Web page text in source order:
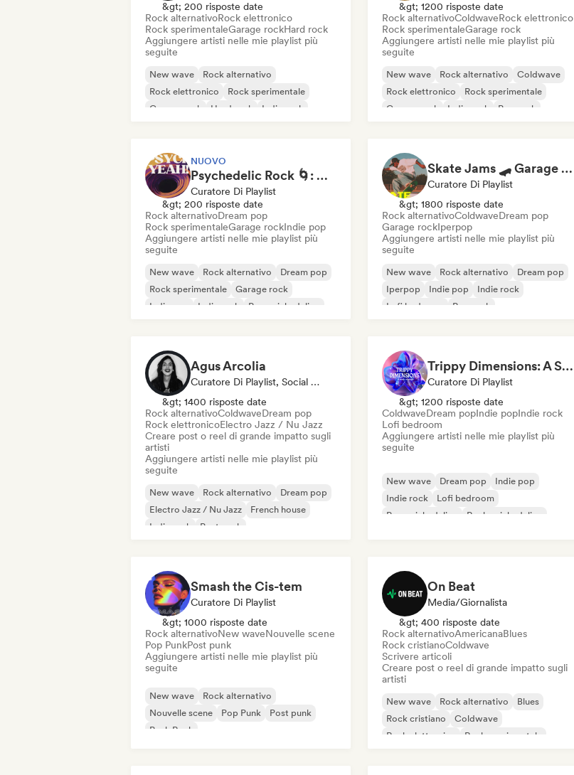
&gt; 200 risposte date
Rock alternativoRock elettronico
Rock sperimentaleGarage rockHard rock
Aggiungere artisti nelle mie playlist più
seguite
New wave
Rock alternativo
Rock elettronico
Rock sperimentale
Garage rock
Hard rock
Indie rock
&gt; 1200 risposte date
Rock alternativoColdwaveRock elettronico
Rock sperimentaleGarage rock
Aggiungere artisti nelle mie playlist più
seguite
New wave Rock alternativo
Coldwave
Rock elettronico
Rock sperimentale
Garage rock
Indie rock Pop rock
NUOVO
Psychedelic Rock 🌀: Modern Psych & Turkish Vibes
Curatore Di Playlist
&gt; 200 risposte date
Rock alternativoDream pop
Rock sperimentaleGarage rockIndie pop
Aggiungere artisti nelle mie playlist più
seguite
New wave Rock alternativo
Dream pop
Rock sperimentale
Garage rock
Indie pop
Indie rock Pop psichedelico
Skate Jams 🛹 Garage Rock, Surf Rock & Neo-Psych
Curatore Di Playlist
&gt; 1800 risposte date
Rock alternativoColdwaveDream pop
Garage rockIperpop
Aggiungere artisti nelle mie playlist più
seguite
New wave Rock alternativo
Dream pop
Iperpop
Indie pop
Indie rock
Lofi bedroom
Pop rock
Agus Arcolia
Curatore Di Playlist, Social Media Influencer
&gt; 1400 risposte date
Rock alternativoColdwaveDream pop
Rock elettronicoElectro Jazz / Nu Jazz
Creare post o reel di grande impatto sugli
artisti
Aggiungere artisti nelle mie playlist più
seguite
New wave Rock alternativo
Dream pop
Electro Jazz / Nu Jazz
French house
Indie rock
Post punk
Trippy Dimensions: A Sonic Voyage
Curatore Di Playlist
&gt; 1200 risposte date
ColdwaveDream popIndie popIndie rock
Lofi bedroom
Aggiungere artisti nelle mie playlist più
seguite
New wave Dream pop
Indie pop
Indie rock
Lofi bedroom
Pop psichedelico
Rock psichedelico
Smash the Cis-tem
Curatore Di Playlist
&gt; 1000 risposte date
Rock alternativoNew waveNouvelle scene
Pop PunkPost punk
Aggiungere artisti nelle mie playlist più
seguite
New wave
Rock alternativo
Nouvelle scene
Pop Punk
Post punk
Punk Rock
On Beat
Media/Giornalista
&gt; 400 risposte date
Rock alternativoAmericanaBlues
Rock cristianoColdwave
Scrivere articoli
Creare post o reel di grande impatto sugli
artisti
New wave Rock alternativo
Blues
Rock cristiano
Coldwave
Rock elettronico
Rock sperimentale